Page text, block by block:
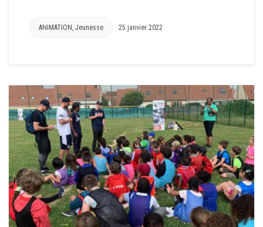
ANIMATION Jeunesse 25 janvier 2022